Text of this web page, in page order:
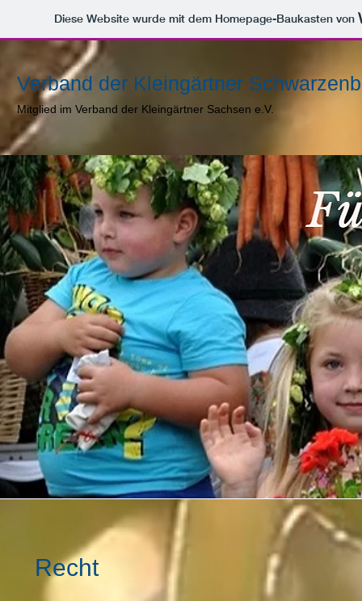
Diese Website wurde mit dem Homepage-Baukasten von
Verband der Kleingärtner
Mitglied im Verband der Kleingärtner Sachsen e.V.
Recht